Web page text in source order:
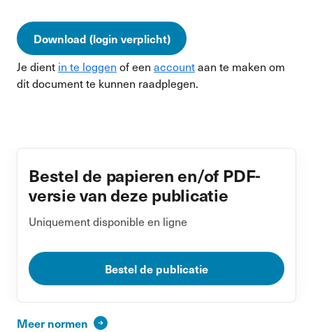
Download (login verplicht)
Je dient in te loggen of een accountaan te maken om
dit document te kunnen raadplegen.
Bestel de papieren en/of PDF-
versie van deze publicatie
Uniquement disponible en ligne
Bestel de publicatie
Meer normen